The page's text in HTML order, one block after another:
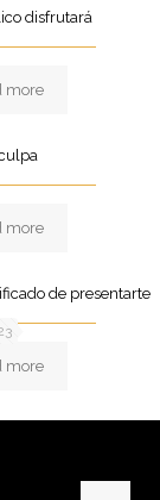
disfrutará
more
more
de presentarte
more